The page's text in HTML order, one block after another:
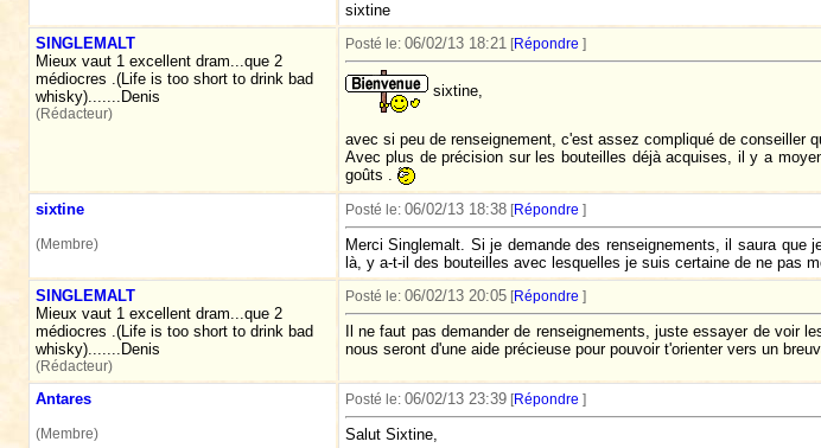
sixtine
SINGLEMALT
Mieux vaut 1 excellent dram...que 2
médiocres .(Life is too short to drink bad
whisky).......Denis
(Rédacteur)
Posté le: 06/02/13 18:21[Répondre ]
sixtine,
avec si peu de renseignement, c'est assez compliqué de conseiller
Avec plus de précision sur les bouteilles déjà acquises, il y a
goûts .
sixtine
(Membre)
Posté le: 06/02/13 18:38[Répondre ]
Merci Singlemalt. Si je demande des renseignements, il saura
là, y a-t-il des bouteilles avec lesquelles je suis certaine de ne pas
SINGLEMALT
Mieux vaut 1 excellent dram...que 2
médiocres .(Life is too short to drink bad
whisky).......Denis
(Rédacteur)
Posté le: 06/02/13 20:05[Répondre ]
Il ne faut pas demander de renseignements, juste essayer de voir
nous seront d'une aide précieuse pour pouvoir t'orienter vers un
Antares
(Membre)
Posté le: 06/02/13 23:39[Répondre ]
Salut Sixtine,